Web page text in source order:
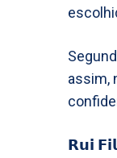
assim,
𝗥𝘂𝗶